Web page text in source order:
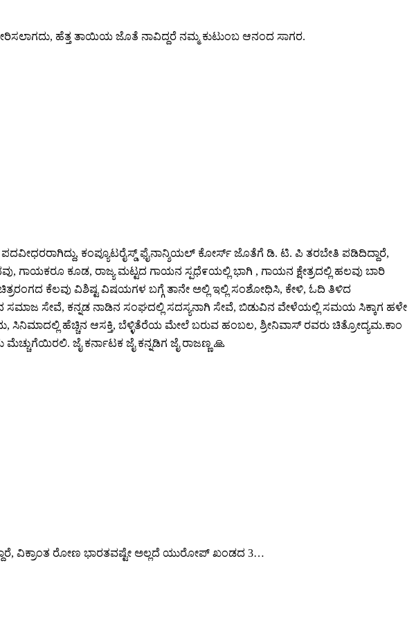
ಹೆತ್ತ ತಾಯಿಯ ಜೊತೆ ನಾವಿದ್ದರೆ ನಮ್ಮ ಕುಟುಂಬ ಆನಂದ ಸಾಗರ.
ಪದವೀಧರರಾಗಿದ್ದು, ಕಂಪ್ಯೂಟರೈಸ್ಡ್ ಫೈನಾನ್ಶಿಯಲ್ ಕೋರ್ಸ್ ಜೊತೆಗೆ ಡಿ. ಟಿ. ಪಿ ತರಬೇತಿ ಪಡಿದಿದ್ದಾರೆ,
ಗಾಯಕರೂ ಕೂಡ, ರಾಜ್ಯ ಮಟ್ಟದ ಗಾಯನ ಸ್ಪಧೆ೯ಯಲ್ಲಿ ಭಾಗಿ , ಗಾಯನ ಕ್ಷೇತ್ರದಲ್ಲಿ ಹಲವು ಬಾರಿ
ಕೆಲವು ವಿಶಿಷ್ಟ ವಿಷಯಗಳ ಬಗ್ಗೆ ತಾನೇ ಅಲ್ಲಿ ಇಲ್ಲಿ ಸಂಶೋಧಿಸಿ, ಕೇಳಿ, ಓದಿ ತಿಳಿದ
ಸಮಾಜ ಸೇವೆ, ಕನ್ನಡ ನಾಡಿನ ಸಂಘದಲ್ಲಿ ಸದಸ್ಯನಾಗಿ ಸೇವೆ, ಬಿಡುವಿನ ವೇಳೆಯಲ್ಲಿ ಸಮಯ ಸಿಕ್ಕಾಗ ಹಳೇ
ಹೆಚ್ಚಿನ ಆಸಕ್ತಿ, ಬೆಳ್ಳಿತೆರೆಯ ಮೇಲೆ ಬರುವ ಹಂಬಲ, ಶ್ರೀನಿವಾಸ್ ರವರು ಚಿತ್ರೋದ್ಯಮ.ಕಾಂ
ಜೈ ಕರ್ನಾಟಕ ಜೈ ಕನ್ನಡಿಗ ಜೈ ರಾಜಣ್ಣ 🙏
ವಿಕ್ರಾಂತ ರೋಣ ಭಾರತವಷ್ಟೇ ಅಲ್ಲದೆ ಯುರೋಪ್ ಖಂಡದ 3…